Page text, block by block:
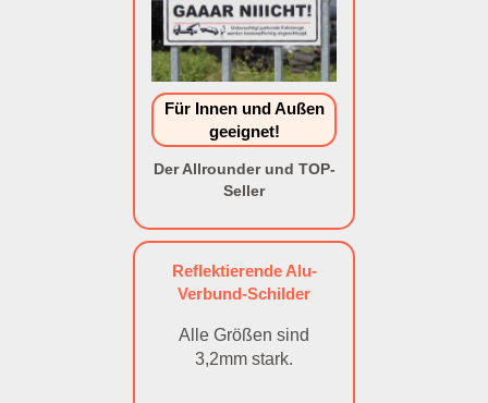
Für Innen und Außen
geeignet!
Der Allrounder und TOP-
Seller
Reflektierende Alu-
Verbund-Schilder
Alle Größen sind
3,2mm stark.